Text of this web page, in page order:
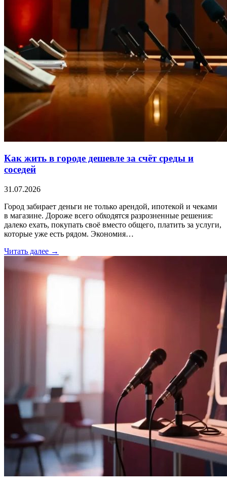
Как жить в городе дешевле за счёт среды и
соседей
31.07.2026
Город забирает деньги не только арендой, ипотекой и чеками
в магазине. Дороже всего обходятся разрозненные решения:
далеко ехать, покупать своё вместо общего, платить за услуги,
которые уже есть рядом. Экономия…
Читать далее →